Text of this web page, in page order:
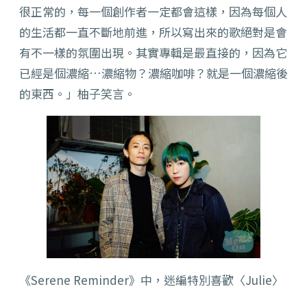
很正常的，每一個創作者一定都會這樣，因為每個人
的生活都一直不斷地前進，所以寫出來的歌絕對是會
有不一樣的氛圍出現。其實專輯是最直接的，因為它
已經是個濃縮…濃縮物？濃縮咖啡？就是一個濃縮後
的東西。」柚子笑言。
《Serene Reminder》中，迷編特別喜歡〈Julie〉